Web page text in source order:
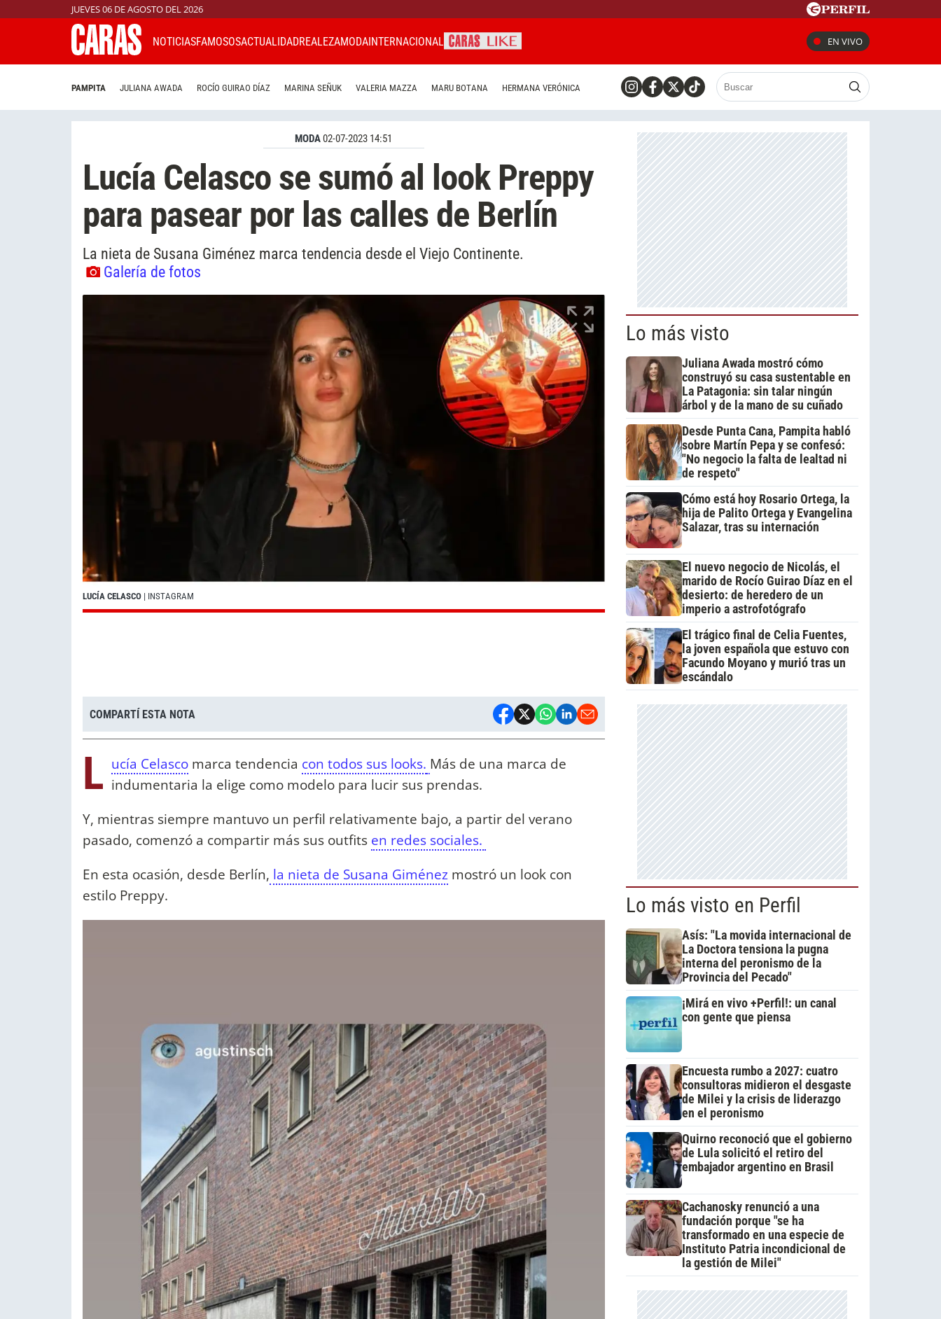
JUEVES 06 DE AGOSTO DEL 2026
NOTICIASFAMOSOSACTUALIDADREALEZAMODAINTERNACIONAL EN VIVO
PAMPITA JULIANA AWADA ROCÍO GUIRAO DÍAZ MARINA SEÑUK VALERIA MAZZA MARU BOTANA HERMANA VERÓNICA
MODA02-07-2023 14:51
Lucía Celasco se sumó al look Preppy
para pasear por las calles de Berlín
La nieta de Susana Giménez marca tendencia desde el Viejo Continente.
Galería de fotos
LUCÍA CELASCO | INSTAGRAM
COMPARTÍ ESTA NOTA
L ucía Celasco marca tendencia con todos sus looks. Más de una marca de
indumentaria la elige como modelo para lucir sus prendas.
Y, mientras siempre mantuvo un perfil relativamente bajo, a partir del verano
pasado, comenzó a compartir más sus outfits en redes sociales.
En esta ocasión, desde Berlín, la nieta de Susana Giménez mostró un look con
estilo Preppy.
Lo más visto
Juliana Awada mostró cómo
construyó su casa sustentable en
La Patagonia: sin talar ningún
árbol y de la mano de su cuñado
Desde Punta Cana, Pampita habló
sobre Martín Pepa y se confesó:
"No negocio la falta de lealtad ni
de respeto"
Cómo está hoy Rosario Ortega, la
hija de Palito Ortega y Evangelina
Salazar, tras su internación
El nuevo negocio de Nicolás, el
marido de Rocío Guirao Díaz en el
desierto: de heredero de un
imperio a astrofotógrafo
El trágico final de Celia Fuentes,
la joven española que estuvo con
Facundo Moyano y murió tras un
escándalo
Lo más visto en Perfil
Asís: "La movida internacional de
La Doctora tensiona la pugna
interna del peronismo de la
Provincia del Pecado"
¡Mirá en vivo +Perfil!: un canal
con gente que piensa
Encuesta rumbo a 2027: cuatro
consultoras midieron el desgaste
de Milei y la crisis de liderazgo
en el peronismo
Quirno reconoció que el gobierno
de Lula solicitó el retiro del
embajador argentino en Brasil
Cachanosky renunció a una
fundación porque "se ha
transformado en una especie de
Instituto Patria incondicional de
la gestión de Milei"